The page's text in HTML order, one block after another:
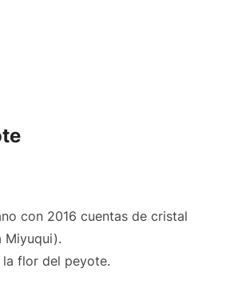
con 2016 cuentas de cristal
Miyuqui).
la flor del peyote.